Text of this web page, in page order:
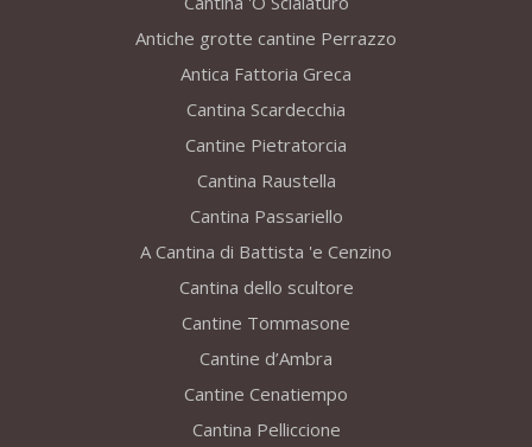
Antiche grotte cantine Perrazzo
Antica Fattoria Greca
Cantina Scardecchia
Cantine Pietratorcia
Cantina Raustella
Cantina Passariello
A Cantina di Battista 'e Cenzino
Cantina dello scultore
Cantine Tommasone
Cantine d’Ambra
Cantine Cenatiempo
Cantina Pelliccione